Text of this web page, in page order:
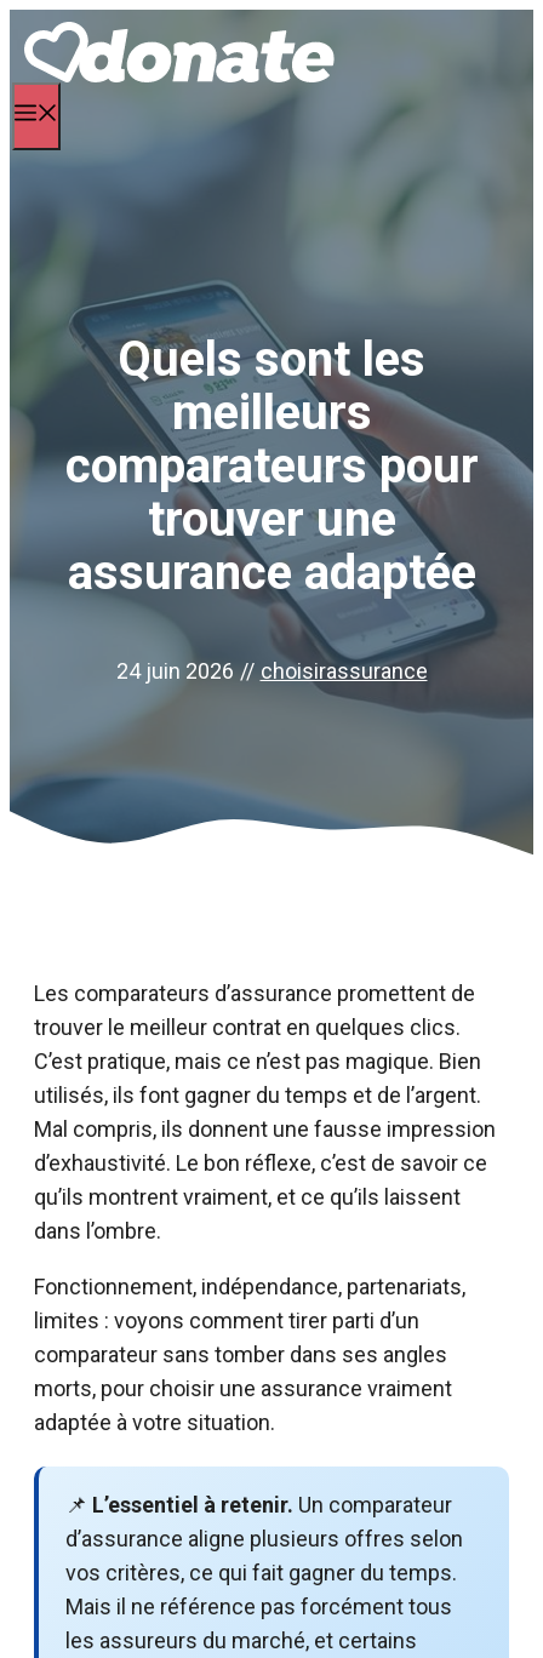
Aller
contenu
Quels sont les
meilleurs
comparateurs pour
trouver une
assurance adaptée
24 juin 2026 // choisirassurance
Les comparateurs d’assurance promettent de
trouver le meilleur contrat en quelques clics.
C’est pratique, mais ce n’est pas magique. Bien
utilisés, ils font gagner du temps et de l’argent.
Mal compris, ils donnent une fausse impression
d’exhaustivité. Le bon réflexe, c’est de savoir ce
qu’ils montrent vraiment, et ce qu’ils laissent
dans l’ombre.
Fonctionnement, indépendance, partenariats,
limites : voyons comment tirer parti d’un
comparateur sans tomber dans ses angles
morts, pour choisir une assurance vraiment
adaptée à votre situation.
📌 L’essentiel à retenir. Un comparateur
d’assurance aligne plusieurs offres selon
vos critères, ce qui fait gagner du temps.
Mais il ne référence pas forcément tous
les assureurs du marché, et certains